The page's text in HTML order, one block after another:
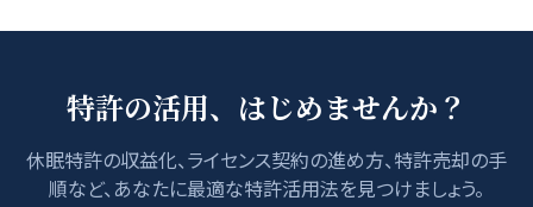
特許の活用、はじめませんか？
休眠特許の収益化、ライセンス契約の進め方、特許売却の手
順など、あなたに最適な特許活用法を見つけましょう。